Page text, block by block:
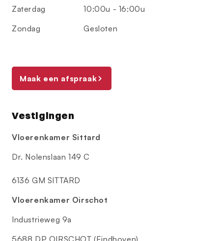
Zaterdag
Zondag
10:00u - 16:00u
Gesloten
Maak een afspraak
Vestigingen
Vloerenkamer Sittard
Dr. Nolenslaan 149 C
6136 GM SITTARD
Vloerenkamer Oirschot
Industrieweg 9a
5688 DP OIRSCHOT (Eindhoven)